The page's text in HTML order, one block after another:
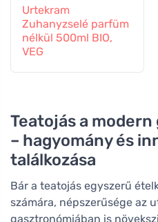
Urtekram
Zuhanyzselé parfüm
nélkül 500ml BIO,
VEG
Teatojás a
– hagyomány és
találkozása
Bár a teatojás egyszerű
számára, népszerűsége az
gasztronómiában is